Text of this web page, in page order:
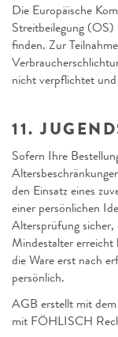
Die Europäische
Streitbeilegung (OS)
finden. Zur
nicht verpflichtet
11.
Sofern Ihre
den Einsatz eines
einer persönlichen
Altersprüfung sicher,
Mindestalter
die Ware erst nach
persönlich.
AGB erstellt mit
mit FÖHLISCH